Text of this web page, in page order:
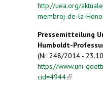
http://uea.org/
membroj-de-la-
Pressemitteilung
Humboldt-
(Nr. 248/2014 -
https://www.uni-
cid=4944(link is